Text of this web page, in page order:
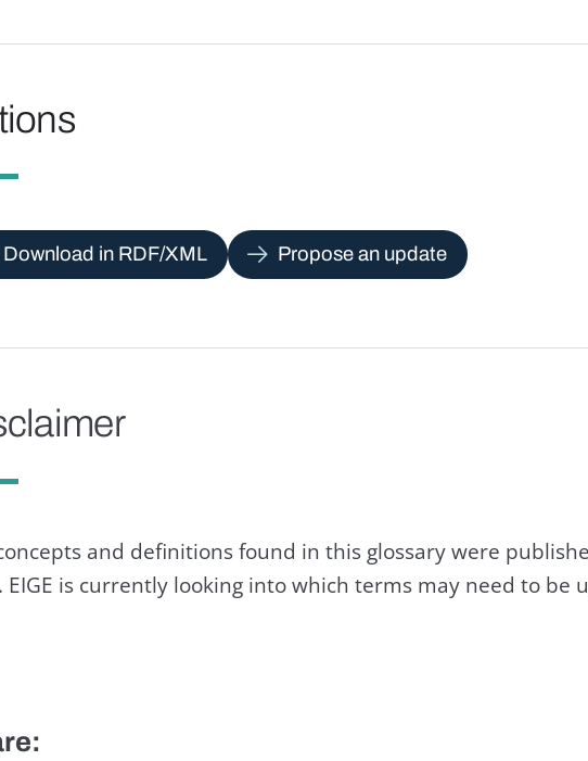
Download in RDF/XML Propose an update
and definitions found in this glossary were
EIGE is currently looking into which terms may need to be